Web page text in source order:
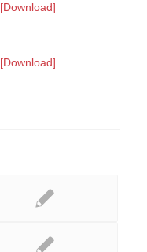
[Download]
[Download]